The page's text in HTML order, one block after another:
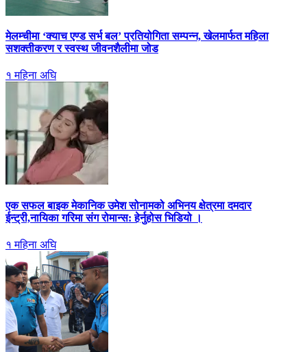
मेलम्चीमा ‘क्याच एण्ड सर्भ बल’ प्रतियोगिता सम्पन्न, खेलमार्फत महिला
सशक्तीकरण र स्वस्थ जीवनशैलीमा जोड
१ महिना अघि
एक सफल बाइक मेकानिक उमेश सोनामको अभिनय क्षेत्रमा दमदार
ईन्ट्री,नायिका गरिमा संग रोमान्स: हेर्नुहोस भिडियो ।
१ महिना अघि